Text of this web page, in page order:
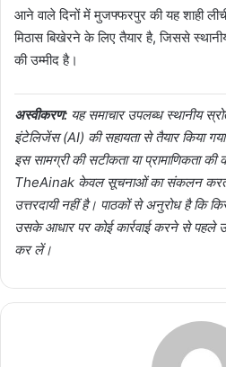
आने वाले दिनों में मुजफ्फरपुर की यह शाही
मिठास बिखेरने के लिए तैयार है, जिससे
की उम्मीद है।
अस्वीकरण: यह समाचार उपलब्ध स्थानीय
इंटेलिजेंस (AI) की सहायता से तैयार किया
इस सामग्री की सटीकता या प्रामाणिकता की
TheAinak केवल सूचनाओं का संकलन
उत्तरदायी नहीं है। पाठकों से अनुरोध है कि
उसके आधार पर कोई कार्रवाई करने से पहले
कर लें।